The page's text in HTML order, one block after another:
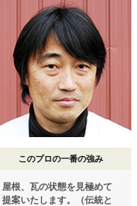
このプロの一番の強み
屋根、瓦の状態を見極めて
提案いたします。（伝統と